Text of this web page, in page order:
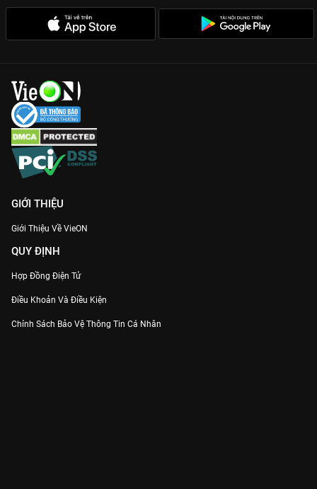
GIỚI THIỆU
Giới Thiệu Về VieON
QUY ĐỊNH
Hợp Đồng Điện Tử
Điều Khoản Và Điều Kiện
Chính Sách Bảo Vệ Thông Tin Cá Nhân